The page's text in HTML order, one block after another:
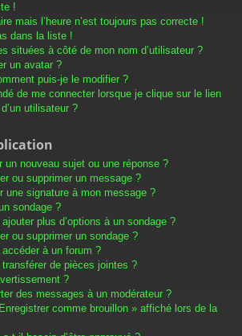
!
mais l’heure n’est toujours pas correcte !
dans la liste !
situées à côté de mon nom d’utilisateur ?
un avatar ?
puis-je le modifier ?
de me connecter lorsque je clique sur le lien
utilisateur ?
un nouveau sujet ou une réponse ?
ou supprimer un message ?
une signature à mon message ?
sondage ?
plus d’options à un sondage ?
ou supprimer un sondage ?
à un forum ?
de pièces jointes ?
?
des messages à un modérateur ?
comme brouillon » affiché lors de la